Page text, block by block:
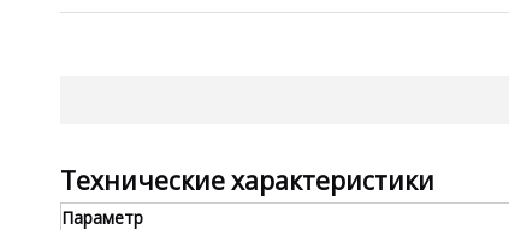
Технические характеристики
Параметр